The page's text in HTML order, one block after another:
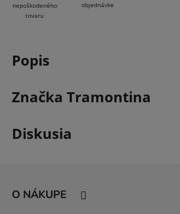
nepoškodeného
tovaru
objednávke
Popis
Značka Tramontina
Diskusia
O NÁKUPE